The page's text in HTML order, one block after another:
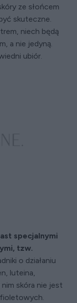
ze słońcem
skuteczne.
niech będą
a nie jedyną.
ubiór.
specjalnymi
tzw.
o działaniu
luteina,
skóra nie jest